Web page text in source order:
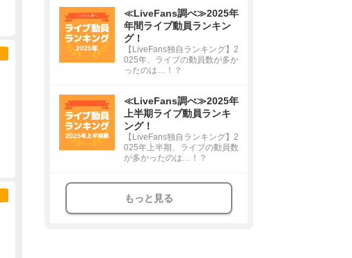
≪LiveFans調べ≫2025年
年間ライブ動員ランキン
グ！
【LiveFans独自ランキング】2
025年、ライブの動員数が多か
ったのは…！？
≪LiveFans調べ≫2025年
上半期ライブ動員ランキ
ング！
【LiveFans独自ランキング】2
025年上半期、ライブの動員数
が多かったのは…！？
もっと見る